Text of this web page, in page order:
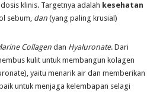
klinis. Targetnya adalah kesehatan
sebum, dan (yang paling krusial)
Collagen dan Hyaluronate. Dari
kulit untuk membangun kolagen
yaitu menarik air dan memberikan
untuk menjaga kelembapan selagi